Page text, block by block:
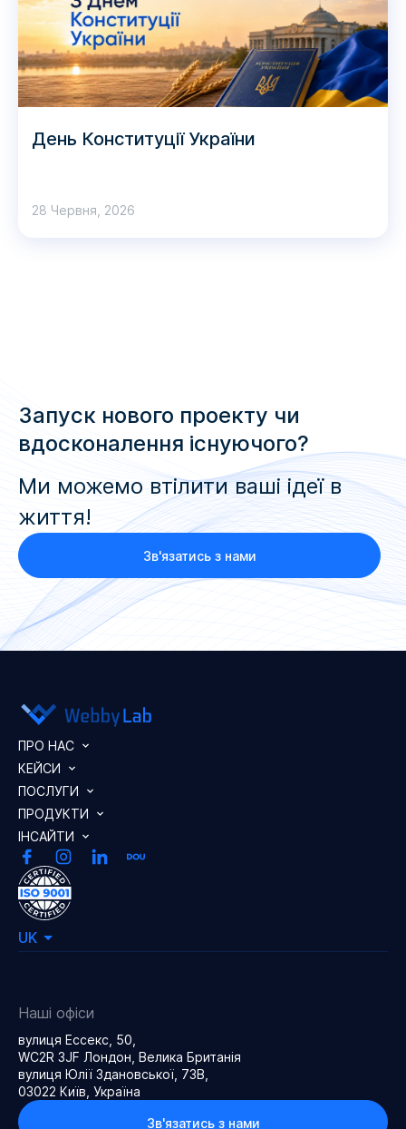
День Конституції України
28 Червня, 2026
Запуск нового проекту чи
вдосконалення існуючого?
Ми можемо втілити ваші ідеї в
життя!
Зв'язатись з нами
ПРО НАС
КЕЙСИ
ПОСЛУГИ
ПРОДУКТИ
ІНСАЙТИ
UK
Зв'язатись з нами
Наші офіси
вулиця Ессекс, 50,
WC2R 3JF Лондон, Велика Британія
вулиця Юлії Здановської, 73В,
03022 Київ, Україна